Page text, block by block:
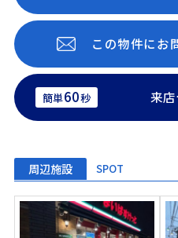
この物件にお
簡単60秒 来
周辺施設 SPOT